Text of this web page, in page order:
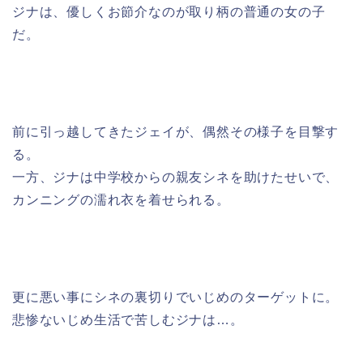
ジナは、優しくお節介なのが取り柄の普通の女の子
だ。
前に引っ越してきたジェイが、偶然その様子を目撃す
る。
一方、ジナは中学校からの親友シネを助けたせいで、
カンニングの濡れ衣を着せられる。
更に悪い事にシネの裏切りでいじめのターゲットに。
悲惨ないじめ生活で苦しむジナは…。